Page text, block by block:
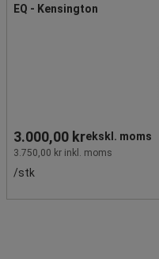
EQ - Kensington
3.000,00 krekskl. moms
3.750,00 kr inkl. moms
/stk